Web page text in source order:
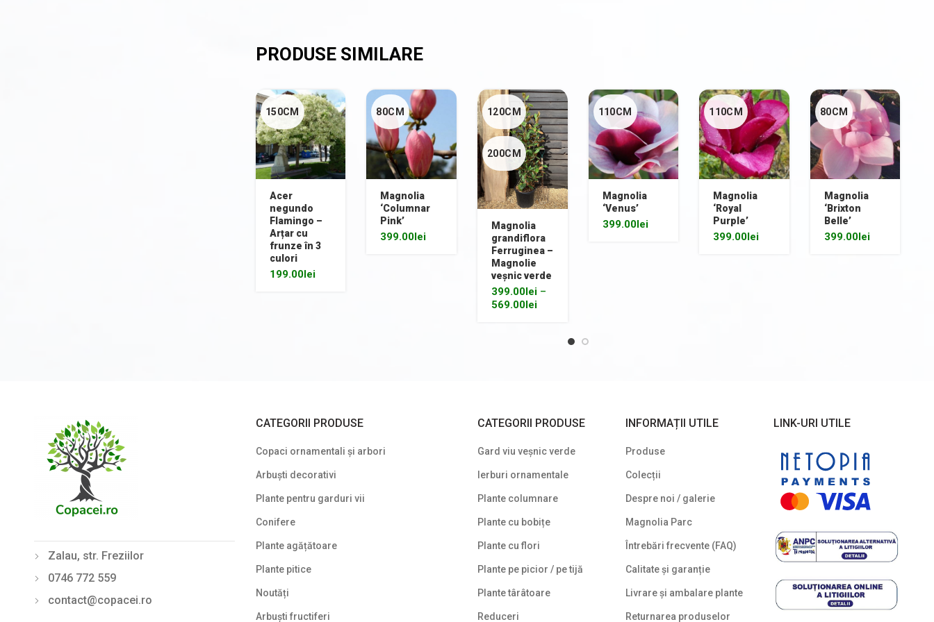
150CM
Acer
negundo
Flamingo –
Arțar cu
frunze în 3
culori
199.00lei
80CM
Magnolia
‘Columnar
Pink’
399.00lei
120CM
200CM
Magnolia
grandiflora
Ferruginea –
Magnolie
veșnic verde
399.00lei–
569.00lei
110CM
Magnolia
‘Venus’
399.00lei
110CM
Magnolia
‘Royal
Purple’
399.00lei
80CM
Magnolia
‘Brixton
Belle’
399.00lei
Plante pentru stâncării
Plante pitice
Plante pletoase, pendulare
Plante târâtoare
Reduceri
Zalau, str. Freziilor
0746 772 559
contact@copacei.ro
CATEGORII PRODUSE
Copaci ornamentali și arbori
Arbuști decorativi
Plante pentru garduri vii
Conifere
Plante agățătoare
Plante pitice
Noutăți
Arbuști fructiferi
CATEGORII PRODUSE
Gard viu veșnic verde
Ierburi ornamentale
Plante columnare
Plante cu bobițe
Plante cu flori
Plante pe picior / pe tijă
Plante târâtoare
Reduceri
INFORMAȚII UTILE
Produse
Colecții
Despre noi / galerie
Magnolia Parc
Întrebări frecvente (FAQ)
Calitate și garanție
Livrare și ambalare plante
Returnarea produselor
LINK-URI UTILE